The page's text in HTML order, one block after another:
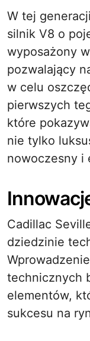
W tej
silnik V8 o
wyposażony
pozwalający
w celu
pierwszych
które
nie tylko
nowoczesny i
Cadillac
dziedzinie
technicznych
elementów,
sukcesu na